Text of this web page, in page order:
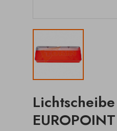
Lichtscheibe